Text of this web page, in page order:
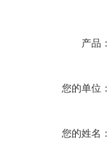
产品：
您的单位：
您的姓名：